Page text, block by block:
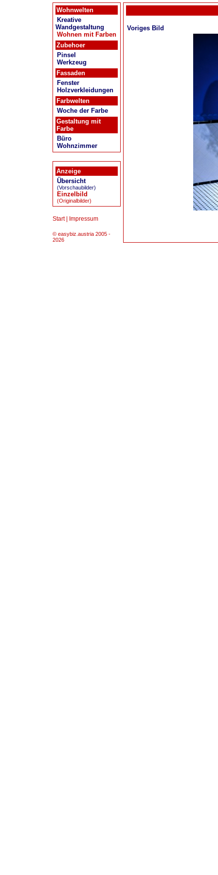
Wohnwelten
Kreative
Wandgestaltung
Wohnen mit Farben
Zubehoer
Pinsel
Werkzeug
Fassaden
Fenster
Holzverkleidungen
Farbwelten
Woche der Farbe
Gestaltung mit
Farbe
Büro
Wohnzimmer
Anzeige
Übersicht
(Vorschaubilder)
Einzelbild
(Originalbilder)
Start| Impressum
© easybiz.austria 2005 -
2026
Voriges Bild